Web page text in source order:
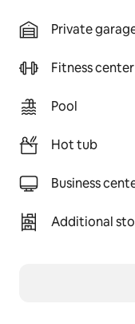
Private
Fitness center
Pool
Hot tub
Business
Additional